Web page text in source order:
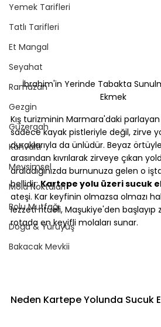
Yemek Tarifleri
Tatlı Tarifleri
Et Mangal
Seyahat
Ramazan
Gezgin
Güzergah
Kahvaltı
Mevsimsel
Mola Noktaları
Bolu Mutfağı
Doğa & Yürüyüş
Bakacak Mevkii
İbrahim'in Yerinde Tabakta
Ekmek
Kış turizminin Marmara'daki parlayan
sadece kayak pistleriyle değil, zirve
duraklarıyla da ünlüdür. Beyaz
arasından kıvrılarak zirveye çıkan
araladığınızda burnunuza gelen o
bellidir: Kartepe yolu üzeri sucuk
ateşi. Kar keyfinin olmazsa olmazı
lezzeti ritüeli, Maşukiye'den başlayıp
rotada en keyifli molaları sunar.
Neden Kartepe Yolunda Sucuk